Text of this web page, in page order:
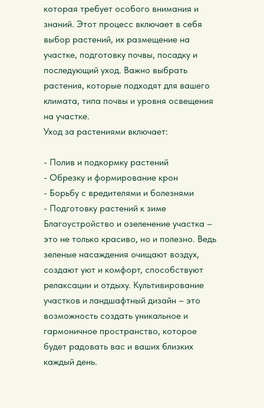
которая требует особого внимания и
знаний. Этот процесс включает в себя
выбор растений, их размещение на
участке, подготовку почвы, посадку и
последующий уход. Важно выбрать
растения, которые подходят для вашего
климата, типа почвы и уровня освещения
на участке.
Уход за растениями включает:
- Полив и подкормку растений
- Обрезку и формирование крон
- Борьбу с вредителями и болезнями
- Подготовку растений к зиме
Благоустройство и озеленение участка –
это не только красиво, но и полезно. Ведь
зеленые насаждения очищают воздух,
создают уют и комфорт, способствуют
релаксации и отдыху. Культивирование
участков и ландшафтный дизайн – это
возможность создать уникальное и
гармоничное пространство, которое
будет радовать вас и ваших близких
каждый день.